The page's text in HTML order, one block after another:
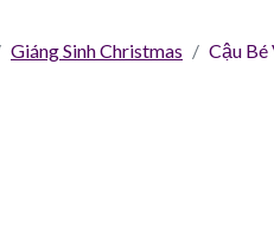
Giáng Sinh Christmas Cậu